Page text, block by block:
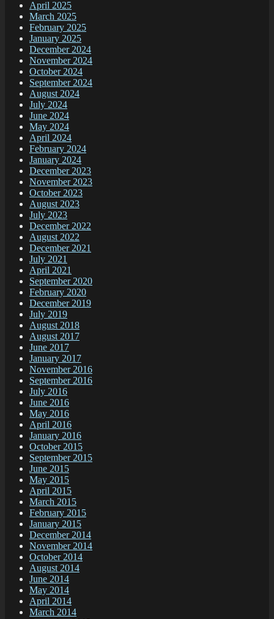
April 2025
March 2025
February 2025
January 2025
December 2024
November 2024
October 2024
September 2024
August 2024
July 2024
June 2024
May 2024
April 2024
February 2024
January 2024
December 2023
November 2023
October 2023
August 2023
July 2023
December 2022
August 2022
December 2021
July 2021
April 2021
September 2020
February 2020
December 2019
July 2019
August 2018
August 2017
June 2017
January 2017
November 2016
September 2016
July 2016
June 2016
May 2016
April 2016
January 2016
October 2015
September 2015
June 2015
May 2015
April 2015
March 2015
February 2015
January 2015
December 2014
November 2014
October 2014
August 2014
June 2014
May 2014
April 2014
March 2014